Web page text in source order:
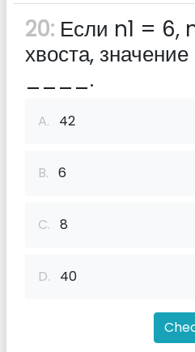
20: Если n1 = 6,
хвоста,
____.
A. 42
B. 6
C. 8
D. 40